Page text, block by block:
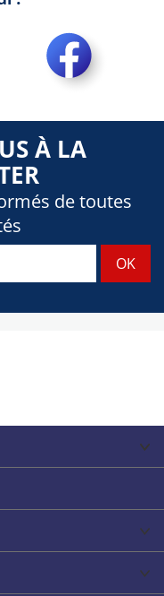
À LA
de toutes